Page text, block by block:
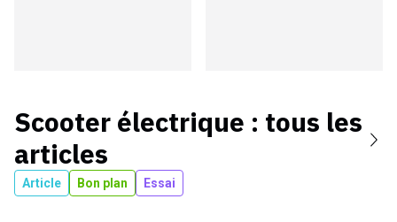
Scooter électrique : tous les
articles
Article Bon plan Essai